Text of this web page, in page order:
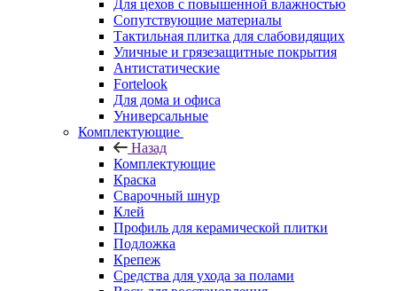
Для цехов с повышенной влажностью
Сопутствующие материалы
Тактильная плитка для слабовидящих
Уличные и грязезащитные покрытия
Антистатические
Fortelook
Для дома и офиса
Универсальные
Комплектующие
Назад
Комплектующие
Краска
Сварочный шнур
Клей
Профиль для керамической плитки
Подложка
Крепеж
Средства для ухода за полами